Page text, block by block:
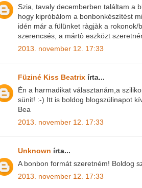
Szia, tavaly decemberben találtam a
hogy kipròbálom a bonbonkészítést
idén már a fülünket ràgjàk a
szerencsés, a mártò eszközt
2013. november 12. 17:33
Füziné Kiss Beatrix írta...
Én a harmadikat választanám,a
sünit! :-) Itt is boldog blogszülinapot
Bea
2013. november 12. 17:33
Unknown írta...
A bonbon formát szeretném! Boldog
2013. november 12. 17:33